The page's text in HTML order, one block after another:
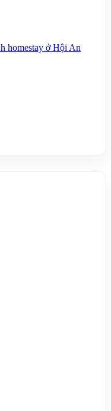
homestay ở Hội An